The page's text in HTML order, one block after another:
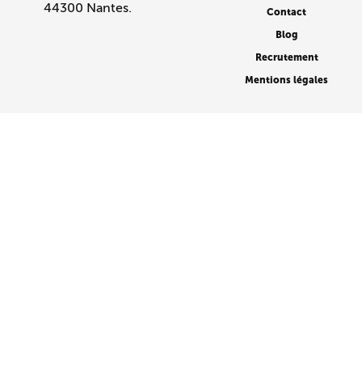
44300 Nantes.
Contact
Blog
Recrutement
Mentions légales